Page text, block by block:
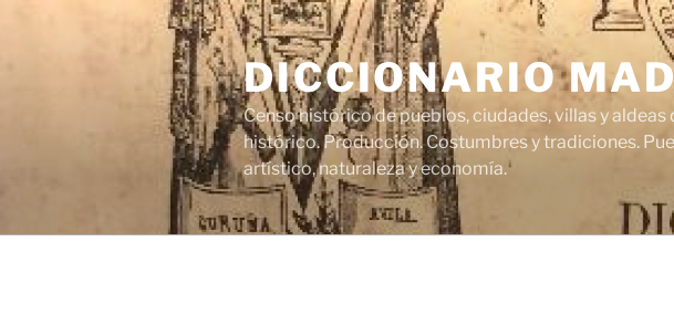
DICCIONARIO
Censo histórico de pueblos, ciudades, villas y
histórico. Producción. Costumbres y tradiciones.
artístico, naturaleza y economía.